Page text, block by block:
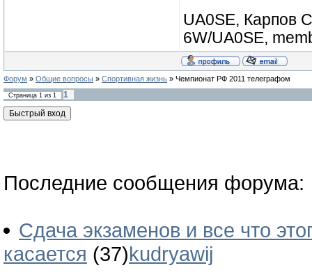
UA0SE, Карпов
6W/UA0SE,
Форум » Общие вопросы » Спортивная жизнь » Чемпионат РФ 2011 телеграфом
Страница 1 из 1 1
Последние сообщения форума:
Сдача экзаменов и все что
касается (37)kudryawij